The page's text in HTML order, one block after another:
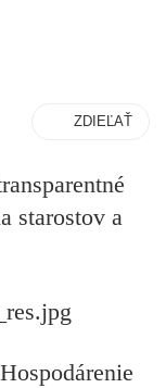
ZDIEĽAŤ
starostov a